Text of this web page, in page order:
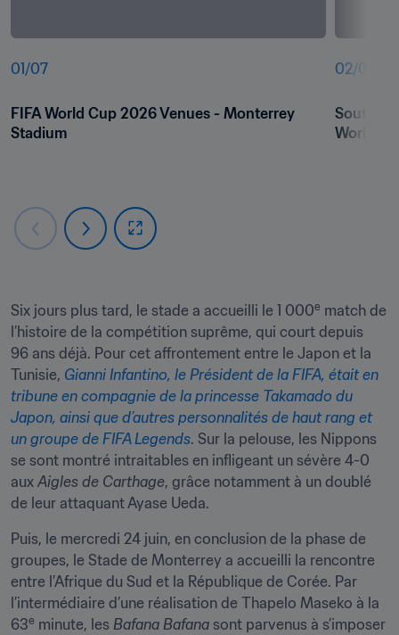
01 /07
FIFA World Cup 2026 Venues - Monterrey
Stadium
02/07
South
World
Six jours plus tard, le stade a accueilli le 1 000e match de
l’histoire de la compétition suprême, qui court depuis
96 ans déjà. Pour cet affrontement entre le Japon et la
Tunisie, Gianni Infantino, le Président de la FIFA, était en
tribune en compagnie de la princesse Takamado du
Japon, ainsi que d’autres personnalités de haut rang et
un groupe de FIFA Legends. Sur la pelouse, les Nippons
se sont montré intraitables en infligeant un sévère 4-0
aux Aigles de Carthage, grâce notamment à un doublé
de leur attaquant Ayase Ueda.
Puis, le mercredi 24 juin, en conclusion de la phase de
groupes, le Stade de Monterrey a accueilli la rencontre
entre l’Afrique du Sud et la République de Corée. Par
l’intermédiaire d’une réalisation de Thapelo Maseko à la
63e minute, les Bafana Bafana sont parvenus à s’imposer